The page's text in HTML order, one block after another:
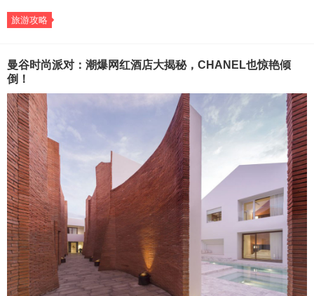
旅游攻略
曼谷时尚派对：潮爆网红酒店大揭秘，CHANEL也惊艳倾
倒！